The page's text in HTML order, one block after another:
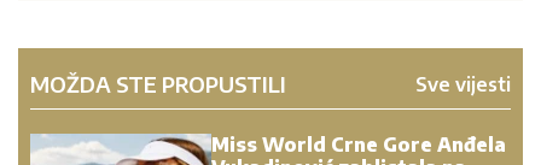
MOŽDA STE PROPUSTILI Sve vijesti
Miss World Crne Gore Anđela